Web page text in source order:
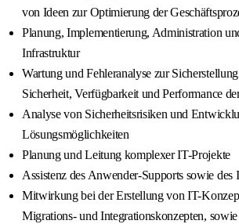
von Ideen zur Optimierung der
Planung, Implementierung, Administration
Infrastruktur
Wartung und Fehleranalyse zur
Sicherheit, Verfügbarkeit und Performance
Analyse von Sicherheitsrisiken und
Lösungsmöglichkeiten
Planung und Leitung komplexer IT-Projekte
Assistenz des Anwender-Supports sowie des
Mitwirkung bei der Erstellung von IT-
Migrations- und Integrationskonzepten,